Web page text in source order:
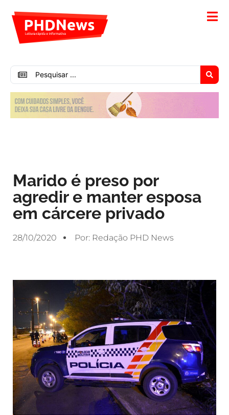
Marido é preso por
agredir e manter esposa
em cárcere privado
28/10/2020 Por: Redação PHD News